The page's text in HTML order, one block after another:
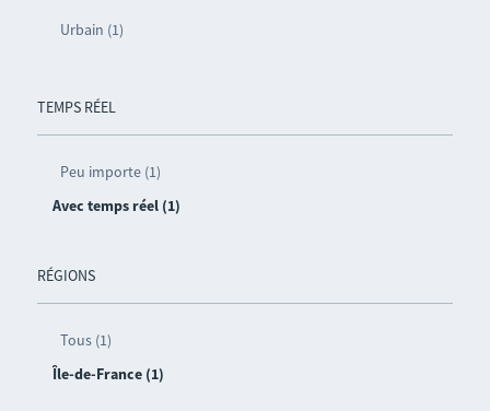
Urbain (1)
TEMPS RÉEL
Peu importe (1)
Avec temps réel (1)
RÉGIONS
Tous (1)
Île-de-France (1)